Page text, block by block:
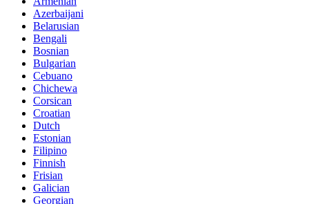
Azerbaijani
Belarusian
Bengali
Bosnian
Bulgarian
Cebuano
Chichewa
Corsican
Croatian
Dutch
Estonian
Filipino
Finnish
Frisian
Galician
Georgian